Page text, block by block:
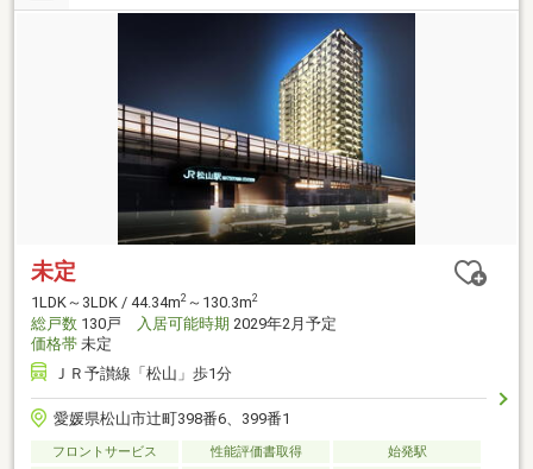
未定
1LDK～3LDK / 44.34m2 ～130.3m2
総戸数 130戸 入居可能時期 2029年2月予定
価格帯 未定
ＪＲ予讃線「松山」歩1分
愛媛県松山市辻町398番6、399番1
フロントサービス 性能評価書取得
始発駅